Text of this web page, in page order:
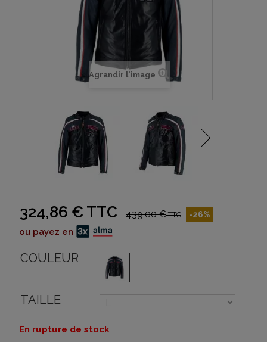
Agrandir l'image
324,86 € TTC 439,00 €TTC -26%
ou payez en
COULEUR
TAILLE
En rupture de stock